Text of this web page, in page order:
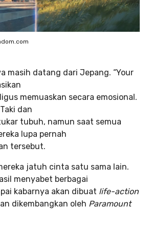
masih datang dari Jepang. “Your
memuaskan secara emosional.
dan
tubuh, namun saat semua
lupa pernah
tersebut.
jatuh cinta satu sama lain.
menyabet berbagai
kabarnya akan dibuat life-action
dikembangkan oleh Paramount